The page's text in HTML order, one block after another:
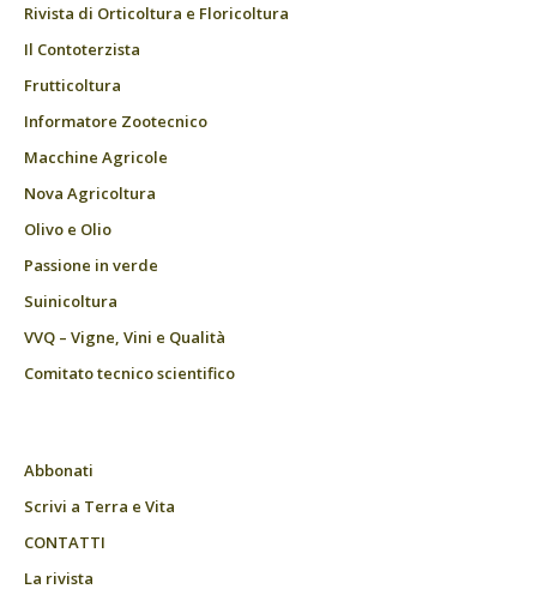
Rivista di Orticoltura e Floricoltura
Il Contoterzista
Frutticoltura
Informatore Zootecnico
Macchine Agricole
Nova Agricoltura
Olivo e Olio
Passione in verde
Suinicoltura
VVQ – Vigne, Vini e Qualità
Comitato tecnico scientifico
Abbonati
Scrivi a Terra e Vita
CONTATTI
La rivista